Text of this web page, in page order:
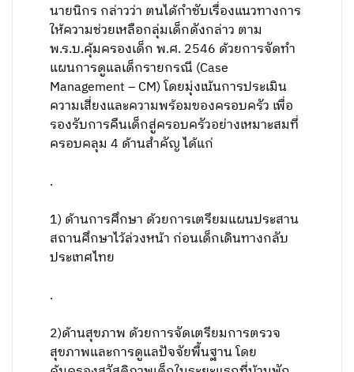
นายนิกร กล่าวว่า ตนได้กำชับเรื่องแนวทางการ
ให้ความช่วยเหลือกลุ่มเด็กดังกล่าว ตาม
พ.ร.บ.คุ้มครองเด็ก พ.ศ. 2546 ด้วยการจัดทำ
แผนการดูแลเด็กรายกรณี (Case
Management – CM) โดยมุ่งเน้นการประเมิน
ความเสี่ยงและความพร้อมของครอบครัว เพื่อ
รองรับการคืนเด็กสู่ครอบครัวอย่างเหมาะสมที่
ครอบคลุม 4 ด้านสำคัญ ได้แก่
.
1) ด้านการศึกษา ด้วยการเตรียมแผนประสาน
สถานศึกษาไว้ล่วงหน้า ก่อนเด็กเดินทางกลับ
ประเทศไทย
.
2)ด้านสุขภาพ ด้วยการจัดเตรียมการตรวจ
สุขภาพและการดูแลปัจจัยพื้นฐาน โดย